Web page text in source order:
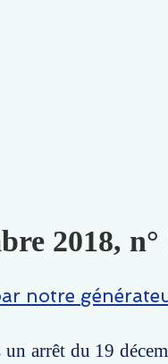
2018,
notre
arrêt du 19